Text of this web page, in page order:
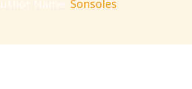
Name: Sonsoles